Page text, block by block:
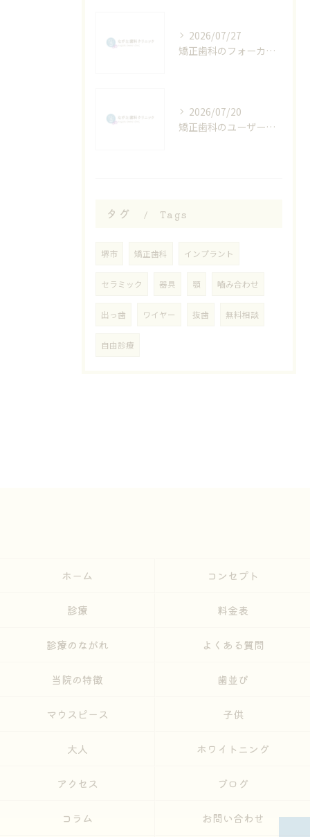
2026/07/27
矯正歯科のフォーカスとは何かと治療中の痛み対策を分かりやすく解説
2026/07/20
矯正歯科のユーザー体験をもとに大阪府堺市南河内郡河南町で納得の治療を選ぶコツ
タグ Tags
堺市 矯正歯科 インプラント
セラミック 器具 顎 嚙み合わせ
出っ歯 ワイヤー 抜歯 無料相談
自由診療
ホーム コンセプト
診療 料金表
診療のながれ よくある質問
当院の特徴 歯並び
マウスピース 子供
大人 ホワイトニング
アクセス ブログ
コラム お問い合わせ